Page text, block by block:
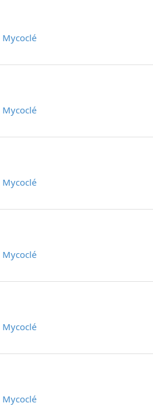
Mycoclé
Mycoclé
Mycoclé
Mycoclé
Mycoclé
Mycoclé